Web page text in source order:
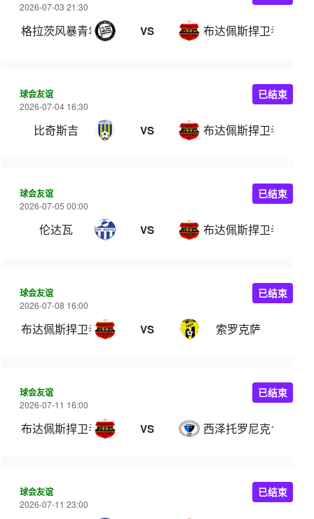
2026-07-03 21:30
格拉茨风暴青年队 VS 布达佩斯捍卫者
球会友谊
2026-07-04 16:30
比奇斯吉 VS 布达佩斯捍卫者B队
已结束
球会友谊
2026-07-05 00:00
伦达瓦 VS 布达佩斯捍卫者
已结束
球会友谊
2026-07-08 16:00
布达佩斯捍卫者 VS 索罗克萨
已结束
球会友谊
2026-07-11 16:00
布达佩斯捍卫者B队 VS 西泽托罗尼克1908
已结束
球会友谊
2026-07-11 23:00
已结束